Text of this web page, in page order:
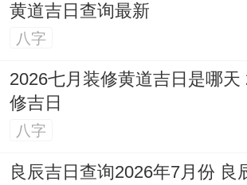
黄道吉日查询最新
八字
2026七月装修黄道吉日是哪天
修吉日
八字
良辰吉日查询2026年7月份 良